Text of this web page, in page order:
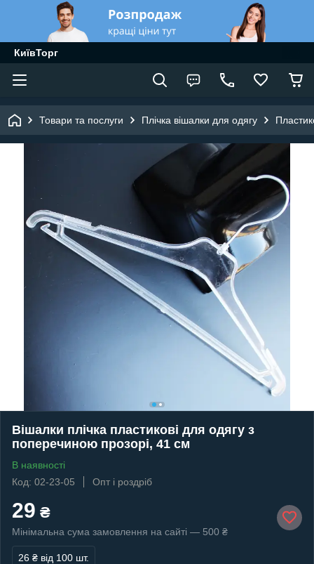
КиївТорг
Товари та послуги Плічка вішалки для одягу
Вішалки плічка пластикові для одягу з
поперечиною прозорі, 41 см
В наявності
Код: 02-23-05
Опт і роздріб
29 ₴
Мінімальна сума замовлення на сайті — 500 ₴
26 ₴ від 100 шт.